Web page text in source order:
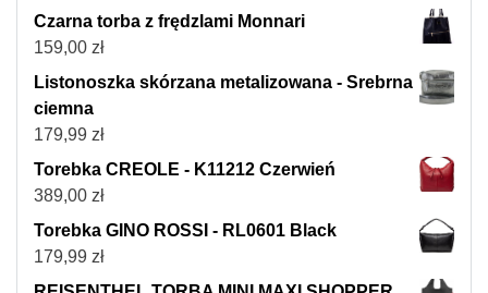
Czarna torba z frędzlami Monnari
159,00 zł
Listonoszka skórzana metalizowana - Srebrna
ciemna
179,99 zł
Torebka CREOLE - K11212 Czerwień
389,00 zł
Torebka GINO ROSSI - RL0601 Black
179,99 zł